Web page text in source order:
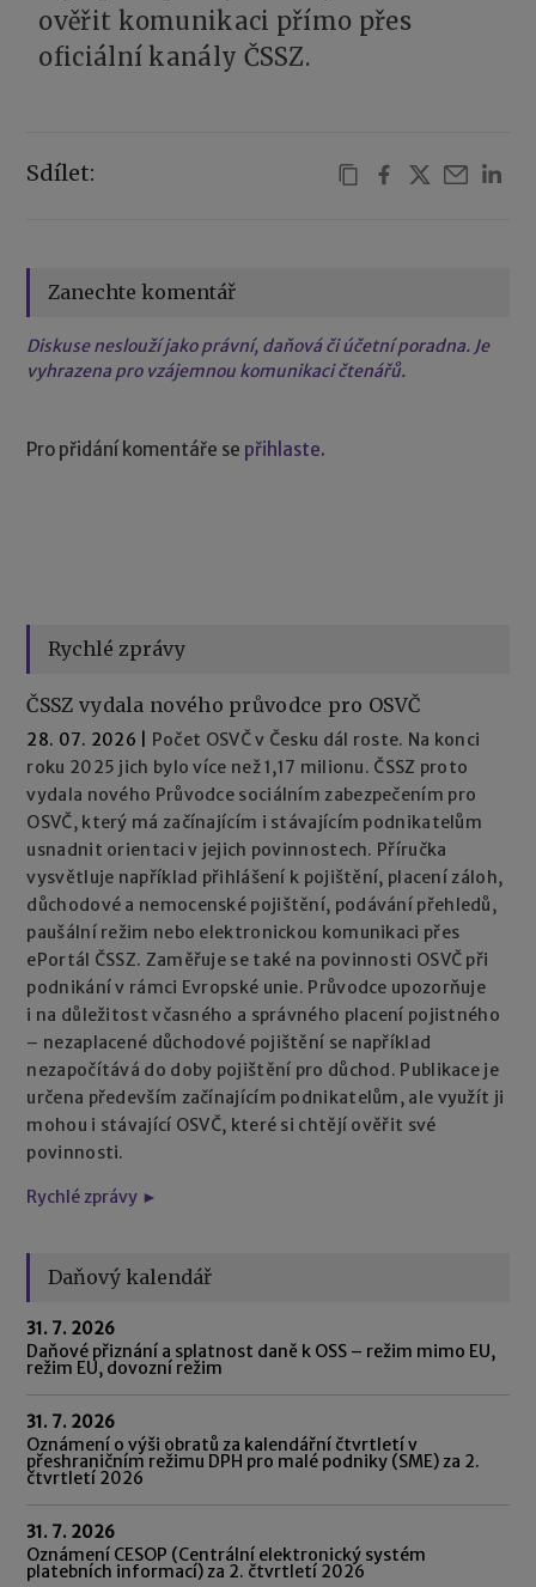
ověřit komunikaci přímo přes
oficiální kanály ČSSZ.
Sdílet:
Zanechte komentář
Diskuse neslouží jako právní, daňová či účetní poradna. Je
vyhrazena pro vzájemnou komunikaci čtenářů.
Pro přidání komentáře se přihlaste.
Rychlé zprávy
ČSSZ vydala nového průvodce pro OSVČ
28. 07. 2026
Počet OSVČ v Česku dál roste. Na konci
roku 2025 jich bylo více než 1,17 milionu. ČSSZ proto
vydala nového Průvodce sociálním zabezpečením pro
OSVČ, který má začínajícím i stávajícím podnikatelům
usnadnit orientaci v jejich povinnostech. Příručka
vysvětluje například přihlášení k pojištění, placení záloh,
důchodové a nemocenské pojištění, podávání přehledů,
paušální režim nebo elektronickou komunikaci přes
ePortál ČSSZ. Zaměřuje se také na povinnosti OSVČ při
podnikání v rámci Evropské unie. Průvodce upozorňuje
i na důležitost včasného a správného placení pojistného
– nezaplacené důchodové pojištění se například
nezapočítává do doby pojištění pro důchod. Publikace je
určena především začínajícím podnikatelům, ale využít ji
mohou i stávající OSVČ, které si chtějí ověřit své
povinnosti.
Rychlé zprávy ►
Daňový kalendář
31. 7. 2026
Daňové přiznání a splatnost daně k OSS – režim mimo EU,
režim EU, dovozní režim
31. 7. 2026
Oznámení o výši obratů za kalendářní čtvrtletí v
přeshraničním režimu DPH pro malé podniky (SME) za 2.
čtvrtletí 2026
31. 7. 2026
Oznámení CESOP (Centrální elektronický systém
platebních informací) za 2. čtvrtletí 2026